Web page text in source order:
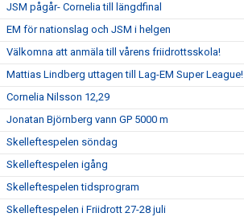
JSM pågår- Cornelia till längdfinal
EM för nationslag och JSM i helgen
Välkomna att anmäla till vårens friidrottsskola!
Mattias Lindberg uttagen till Lag-EM Super League!
Cornelia Nilsson 12,29
Jonatan Björnberg vann GP 5000 m
Skelleftespelen söndag
Skelleftespelen igång
Skelleftespelen tidsprogram
Skelleftespelen i Friidrott 27-28 juli